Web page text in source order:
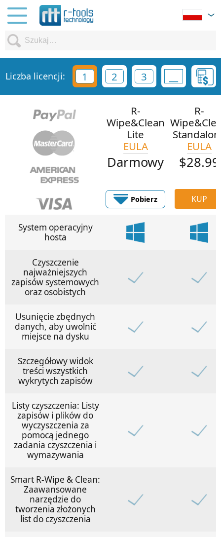
Liczba licencji: 1 2 3
R-
Wipe&Clean
Lite
R-
EULA
EULA
Darmowy $28.99
Pobierz
System operacyjny
hosta
Czyszczenie
najważniejszych
zapisów systemowych
oraz osobistych
Usunięcie zbędnych
danych, aby uwolnić
miejsce na dysku
Szczegółowy widok
treści wszystkich
wykrytych zapisów
Listy czyszczenia: Listy
zapisów i plików do
wyczyszczenia za
pomocą jednego
zadania czyszczenia i
wymazywania
Smart R-Wipe & Clean:
Zaawansowane
narzędzie do
tworzenia złożonych
list do czyszczenia